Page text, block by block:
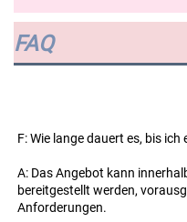
FAQ
F: Wie lange dauert es, bis
A: Das Angebot kann
bereitgestellt werden,
Anforderungen.